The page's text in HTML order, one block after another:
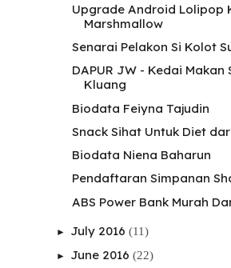
Upgrade Android Lolipop
Marshmallow
Senarai Pelakon Si Kolot
DAPUR JW - Kedai Makan
Kluang
Biodata Feiyna Tajudin
Snack Sihat Untuk Diet
Biodata Niena Baharun
Pendaftaran Simpanan
ABS Power Bank Murah
► July 2016 (11)
► June 2016 (22)